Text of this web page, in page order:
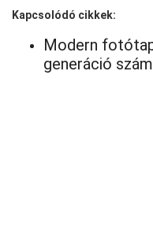
Kapcsolódó cikkek:
Modern
generáció